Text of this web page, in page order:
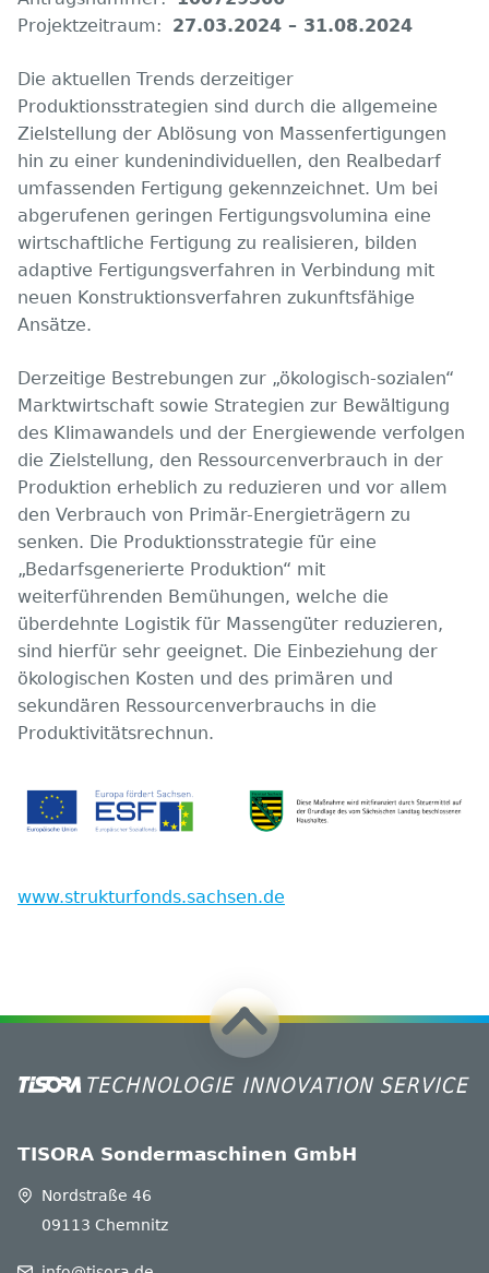
Projektzeitraum: 27.03.2024 – 31.08.2024
Die aktuellen Trends derzeitiger
Produktionsstrategien sind durch die allgemeine
Zielstellung der Ablösung von Massenfertigungen
hin zu einer kundenindividuellen, den Realbedarf
umfassenden Fertigung gekennzeichnet. Um bei
abgerufenen geringen Fertigungsvolumina eine
wirtschaftliche Fertigung zu realisieren, bilden
adaptive Fertigungsverfahren in Verbindung mit
neuen Konstruktionsverfahren zukunftsfähige
Ansätze.
Derzeitige Bestrebungen zur „ökologisch-sozialen“
Marktwirtschaft sowie Strategien zur Bewältigung
des Klimawandels und der Energiewende verfolgen
die Zielstellung, den Ressourcenverbrauch in der
Produktion erheblich zu reduzieren und vor allem
den Verbrauch von Primär-Energieträgern zu
senken. Die Produktionsstrategie für eine
„Bedarfsgenerierte Produktion“ mit
weiterführenden Bemühungen, welche die
überdehnte Logistik für Massengüter reduzieren,
sind hierfür sehr geeignet. Die Einbeziehung der
ökologischen Kosten und des primären und
sekundären Ressourcenverbrauchs in die
Produktivitätsrechnun.
www.strukturfonds.sachsen.de
TISORA Sondermaschinen GmbH
Nordstraße 46
09113 Chemnitz